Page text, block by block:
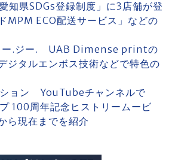
知県SDGs登録制度」に3店舗が登
ECO配送サービス」などの
ー.ジー. UAB Dimense printの
タルエンボス技術などで特色の
ョン YouTubeチャンネルで
100周年記念ヒストリームービ
現在までを紹介